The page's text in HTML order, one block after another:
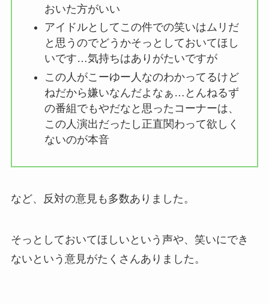
おいた方がいい
アイドルとしてこの件での笑いはムリだ
と思うのでどうかそっとしておいてほし
いです…気持ちはありがたいですが
この人がこーゆー人なのわかってるけど
ねだから嫌いなんだよなぁ…とんねるず
の番組でもやだなと思ったコーナーは、
この人演出だったし正直関わって欲しく
ないのが本音
など、反対の意見も多数ありました。
そっとしておいてほしいという声や、笑いにでき
ないという意見がたくさんありました。